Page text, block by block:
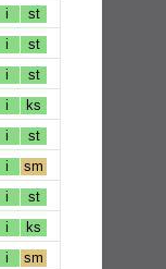
i st
i st
i st
i ks
i st
i sm
i st
i ks
i sm